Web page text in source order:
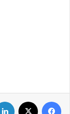
فيسبوك